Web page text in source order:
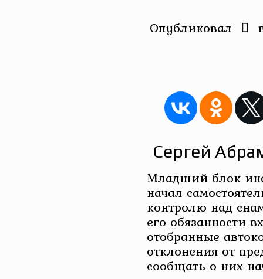
Опубликовал
Сергей
Младший блок
начал
контролю над
его обязанности
отобранные
отклонения от
сообщать о них